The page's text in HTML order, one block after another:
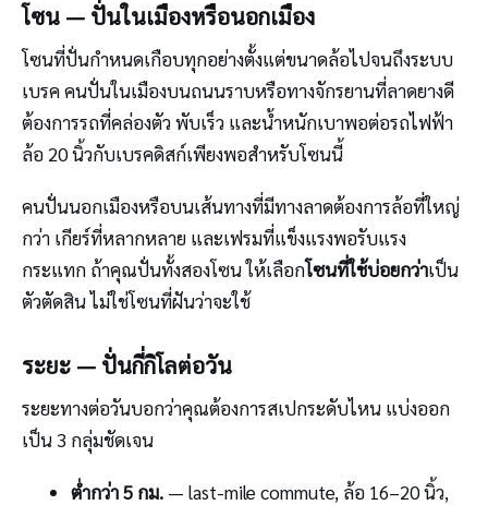
โซน — ปั่นในเมืองหรือนอกเมือง
โซนที่ปั่นกำหนดเกือบทุกอย่างตั้งแต่ขนาดล้อไปจนถึงระบบ
เบรค คนปั่นในเมืองบนถนนราบหรือทางจักรยานที่ลาดยางดี
ต้องการรถที่คล่องตัว พับเร็ว และน้ำหนักเบาพอต่อรถไฟฟ้า
ล้อ 20 นิ้วกับเบรคดิสก์เพียงพอสำหรับโซนนี้
คนปั่นนอกเมืองหรือบนเส้นทางที่มีทางลาดต้องการล้อที่ใหญ่
กว่า เกียร์ที่หลากหลาย และเฟรมที่แข็งแรงพอรับแรง
กระแทก ถ้าคุณปั่นทั้งสองโซน ให้เลือกโซนที่ใช้บ่อยกว่าเป็น
ตัวตัดสิน ไม่ใช่โซนที่ฝันว่าจะใช้
ระยะ — ปั่นกี่กิโลต่อวัน
ระยะทางต่อวันบอกว่าคุณต้องการสเปกระดับไหน แบ่งออก
เป็น 3 กลุ่มชัดเจน
ต่ำกว่า 5 กม.— last-mile commute, ล้อ 16–20 นิ้ว,